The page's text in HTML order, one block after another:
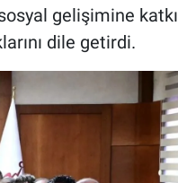
gelişimine katkı
dile getirdi.